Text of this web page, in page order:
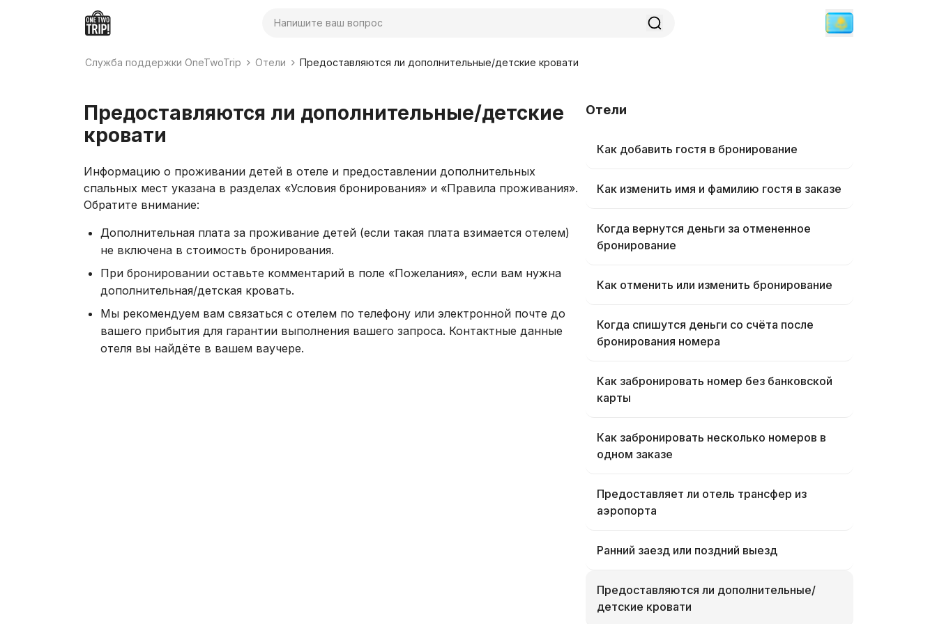
Поиск
Служба поддержки OneTwoTrip Отели Предоставляются ли дополнительные/детские кровати
Предоставляются ли дополнительные/детские
кровати
Информацию о проживании детей в отеле и предоставлении дополнительных
спальных мест указана в разделах «Условия бронирования» и «Правила проживания».
Обратите внимание:
Дополнительная плата за проживание детей (если такая плата взимается отелем)
не включена в стоимость бронирования.
При бронировании оставьте комментарий в поле «Пожелания», если вам нужна
дополнительная/детская кровать.
Мы рекомендуем вам связаться с отелем по телефону или электронной почте до
вашего прибытия для гарантии выполнения вашего запроса. Контактные данные
отеля вы найдёте в вашем ваучере.
Отели
Как добавить гостя в бронирование
Как изменить имя и фамилию гостя в заказе
Когда вернутся деньги за отмененное
бронирование
Как отменить или изменить бронирование
Когда спишутся деньги со счёта после
бронирования номера
Как забронировать номер без банковской
карты
Как забронировать несколько номеров в
одном заказе
Предоставляет ли отель трансфер из
аэропорта
Ранний заезд или поздний выезд
Предоставляются ли дополнительные/
детские кровати